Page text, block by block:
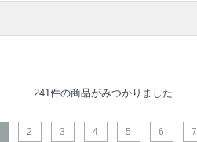
241件の商品がみつかりました
2 3 4 5 6 7